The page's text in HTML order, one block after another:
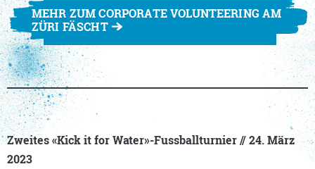
MEHR ZUM CORPORATE VOLUNTEERING AM
ZÜRI FÄSCHT
Zweites «Kick it for Water»-Fussballturnier // 24. März
2023